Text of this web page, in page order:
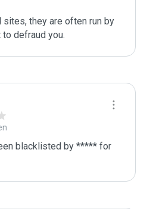
they are often run by
defraud you.
blacklisted by ***** for